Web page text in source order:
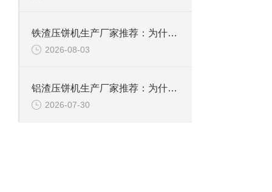
铁渣压饼机生产厂家推荐：为什么恩派特成为众多企业的优选？
2026-08-03
铝渣压饼机生产厂家推荐：为什么恩派特是值得信赖的选择？
2026-07-30